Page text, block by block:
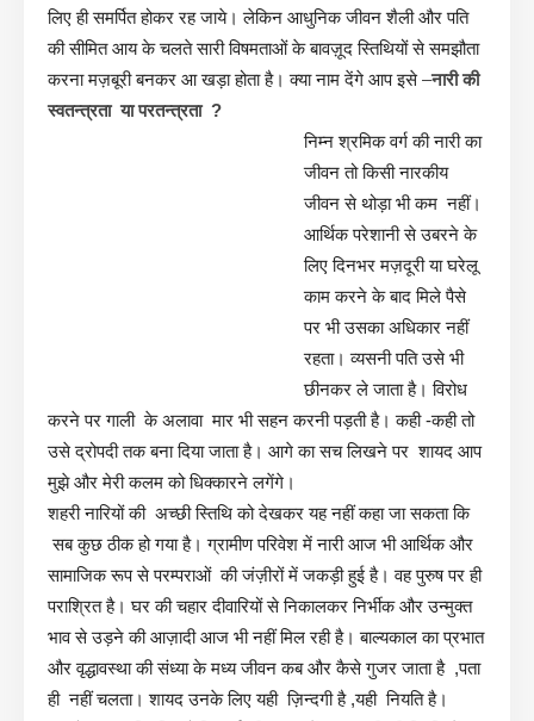
लिए ही समर्पित होकर रह जाये। लेकिन आधुनिक जीवन शैली और पति
की सीमित आय के चलते सारी विषमताओं के बावज़ूद स्तिथियों से समझौता
करना मज़बूरी बनकर आ खड़ा होता है। क्या नाम देंगे आप इसे–नारी की
स्वतन्त्रता या परतन्त्रता ?
निम्न श्रमिक वर्ग की नारी का
जीवन तो किसी नारकीय
जीवन से थोड़ा भी कम नहीं।
आर्थिक परेशानी से उबरने के
लिए दिनभर मज़दूरी या घरेलू
काम करने के बाद मिले पैसे
पर भी उसका अधिकार नहीं
रहता। व्यसनी पति उसे भी
छीनकर ले जाता है। विरोध
करने पर गाली के अलावा मार भी सहन करनी पड़ती है। कही -कही तो
उसे द्रोपदी तक बना दिया जाता है। आगे का सच लिखने पर शायद आप
मुझे और मेरी कलम को धिक्कारने लगेंगे।
शहरी नारियों की अच्छी स्तिथि को देखकर यह नहीं कहा जा सकता कि
सब कुछ ठीक हो गया है। ग्रामीण परिवेश में नारी आज भी आर्थिक और
सामाजिक रूप से परम्पराओं की जंज़ीरों में जकड़ी हुई है। वह पुरुष पर ही
पराश्रित है। घर की चहार दीवारियों से निकालकर निर्भीक और उन्मुक्त
भाव से उड़ने की आज़ादी आज भी नहीं मिल रही है। बाल्यकाल का प्रभात
और वृद्धावस्था की संध्या के मध्य जीवन कब और कैसे गुजर जाता है ,पता
ही नहीं चलता। शायद उनके लिए यही ज़िन्दगी है ,यही नियति है।